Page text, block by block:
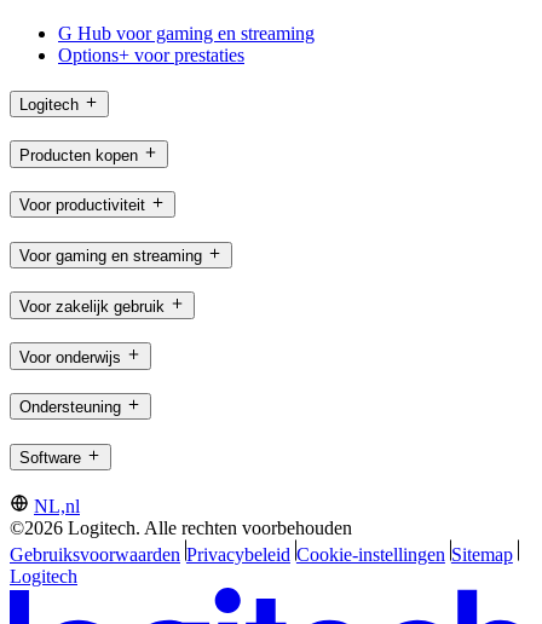
G Hub voor gaming en streaming
Options+ voor prestaties
Logitech
Producten kopen
Voor productiviteit
Voor gaming en streaming
Voor zakelijk gebruik
Voor onderwijs
Ondersteuning
Software
NL,nl
©2026 Logitech. Alle rechten voorbehouden
Gebruiksvoorwaarden Privacybeleid Cookie-instellingen Sitemap
Logitech